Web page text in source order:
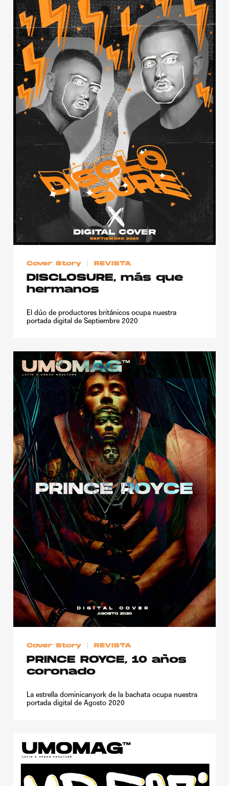
Cover Story REVISTA
DISCLOSURE, más que
hermanos
El dúo de productores británicos ocupa nuestra
portada digital de Septiembre 2020
Cover Story REVISTA
PRINCE ROYCE, 10 años
coronado
La estrella dominicanyork de la bachata ocupa nuestra
portada digital de Agosto 2020